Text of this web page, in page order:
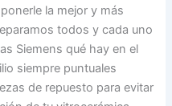
la mejor y más
todos y cada uno
Siemens qué hay en el
siempre puntuales
de repuesto para evitar